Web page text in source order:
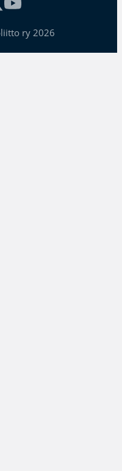
ry 2026